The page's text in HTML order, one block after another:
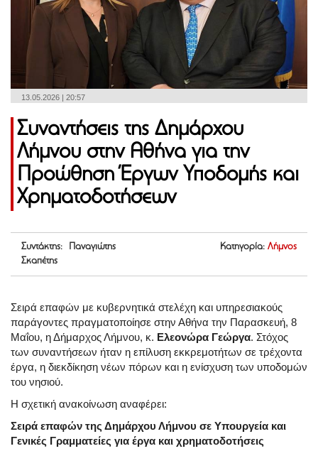
13.05.2026 | 20:57
Συναντήσεις της Δημάρχου
Λήμνου στην Αθήνα για την
Προώθηση Έργων Υποδομής και
Χρηματοδοτήσεων
Συντάκτης: Παναγιώτης
Σκαπέτης
Κατηγορία: Λήμνος
Σειρά επαφών με κυβερνητικά στελέχη και υπηρεσιακούς
παράγοντες πραγματοποίησε στην Αθήνα την Παρασκευή, 8
Μαΐου, η Δήμαρχος Λήμνου, κ. Ελεονώρα Γεώργα. Στόχος
των συναντήσεων ήταν η επίλυση εκκρεμοτήτων σε τρέχοντα
έργα, η διεκδίκηση νέων πόρων και η ενίσχυση των υποδομών
του νησιού.
Η σχετική ανακοίνωση αναφέρει:
Σειρά επαφών της Δημάρχου Λήμνου σε Υπουργεία και
Γενικές Γραμματείες για έργα και χρηματοδοτήσεις